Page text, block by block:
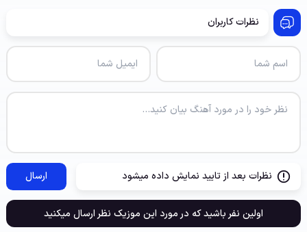
نظرات کاربران
نظرات بعد از تایید نمایش داده میشود ارسال
اولین نفر باشید که در مورد این موزیک نظر ارسال میکنید